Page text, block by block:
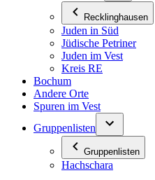
Recklinghausen
Juden in Süd
Jüdische Petriner
Juden im Vest
Kreis RE
Bochum
Andere Orte
Spuren im Vest
Gruppenlisten
Gruppenlisten
Hachschara